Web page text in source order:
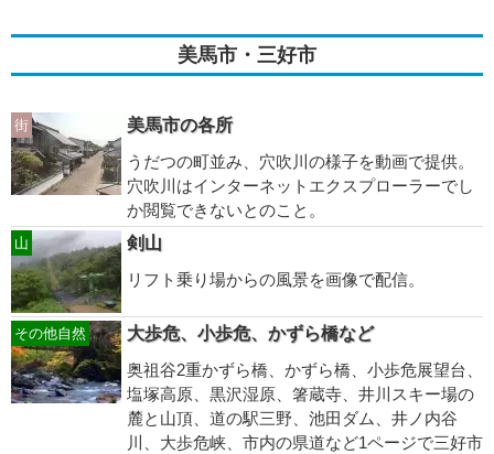
美馬市・三好市
街
美馬市の各所
うだつの町並み、穴吹川の様子を動画で提供。
穴吹川はインターネットエクスプローラーでし
か閲覧できないとのこと。
山
剣山
リフト乗り場からの風景を画像で配信。
その他自然
大歩危、小歩危、かずら橋など
奥祖谷2重かずら橋、かずら橋、小歩危展望台、
塩塚高原、黒沢湿原、箸蔵寺、井川スキー場の
麓と山頂、道の駅三野、池田ダム、井ノ内谷
川、大歩危峡、市内の県道など1ページで三好市